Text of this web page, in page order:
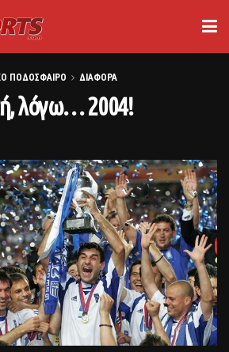
ΠΟΔΟΣΦΑΙΡΟ ΔΙΑΦΟΡΑ
λόγω… 2004!